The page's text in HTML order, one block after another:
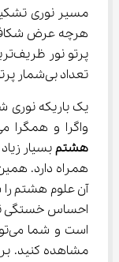
تعداد بی‌شمار پرتوی نوری باریکه نوری را تشکیل می‌دهند.
واگرا و همگرا
هشتم
همراه دارد.
آن علوم هشتم را
مشاهده کنید.